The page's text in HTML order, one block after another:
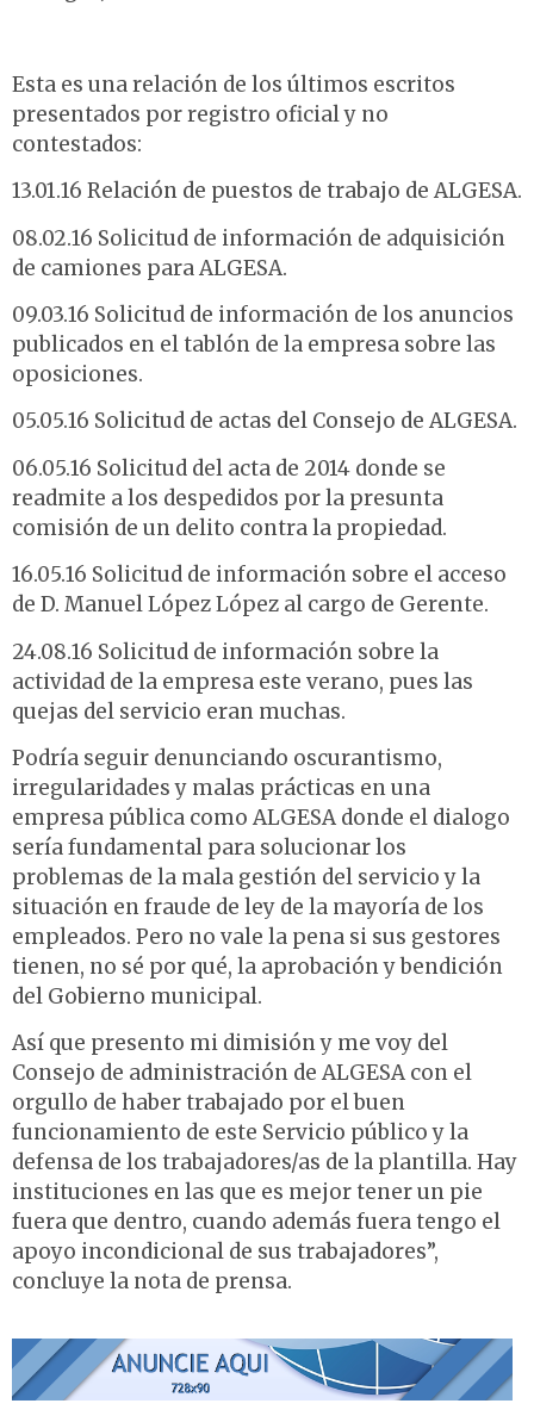
Esta es una relación de los últimos escritos
presentados por registro oficial y no
contestados:
13.01.16 Relación de puestos de trabajo de ALGESA.
08.02.16 Solicitud de información de adquisición
de camiones para ALGESA.
09.03.16 Solicitud de información de los anuncios
publicados en el tablón de la empresa sobre las
oposiciones.
05.05.16 Solicitud de actas del Consejo de ALGESA.
06.05.16 Solicitud del acta de 2014 donde se
readmite a los despedidos por la presunta
comisión de un delito contra la propiedad.
16.05.16 Solicitud de información sobre el acceso
de D. Manuel López López al cargo de Gerente.
24.08.16 Solicitud de información sobre la
actividad de la empresa este verano, pues las
quejas del servicio eran muchas.
Podría seguir denunciando oscurantismo,
irregularidades y malas prácticas en una
empresa pública como ALGESA donde el dialogo
sería fundamental para solucionar los
problemas de la mala gestión del servicio y la
situación en fraude de ley de la mayoría de los
empleados. Pero no vale la pena si sus gestores
tienen, no sé por qué, la aprobación y bendición
del Gobierno municipal.
Así que presento mi dimisión y me voy del
Consejo de administración de ALGESA con el
orgullo de haber trabajado por el buen
funcionamiento de este Servicio público y la
defensa de los trabajadores/as de la plantilla. Hay
instituciones en las que es mejor tener un pie
fuera que dentro, cuando además fuera tengo el
apoyo incondicional de sus trabajadores”,
concluye la nota de prensa.